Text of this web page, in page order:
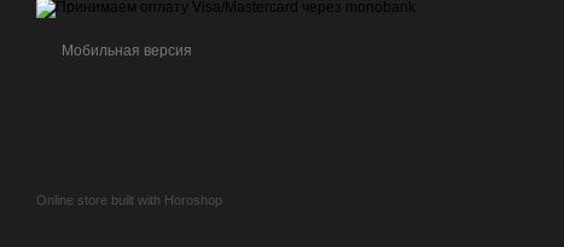
Мобильная версия
Online store built with Horoshop